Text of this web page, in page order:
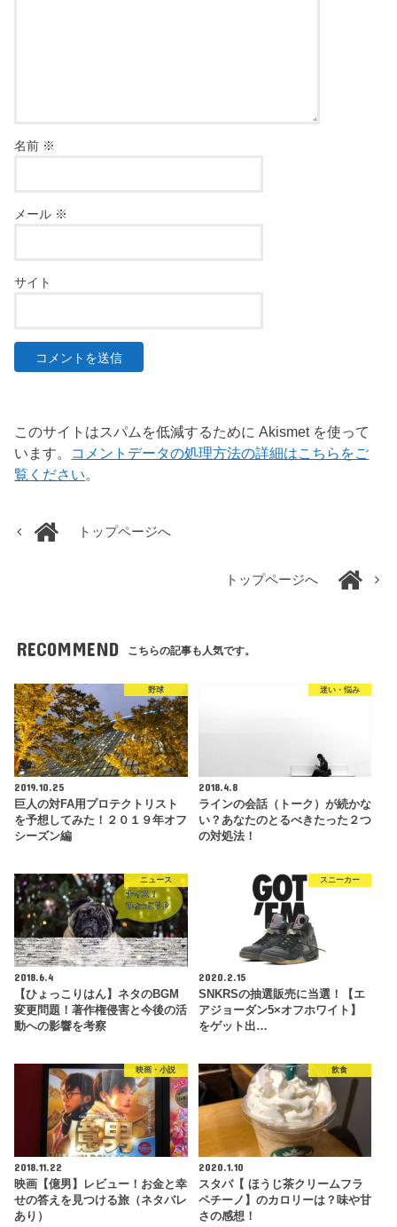
名前 ※
メール ※
サイト
このサイトはスパムを低減するために Akismet を使って
います。 コメントデータの処理方法の詳細はこちらをご
覧ください。
トップページへ
トップページへ
RECOMMEND こちらの記事も人気です。
野球
2019.10.25
巨人の対FA用プロテクトリスト
を予想してみた！２０１９年オフ
シーズン編
迷い・悩み
2018.4.8
ラインの会話（トーク）が続かな
い？あなたのとるべきたった２つ
の対処法！
ニュース
2018.6.4
【ひょっこりはん】ネタのBGM
変更問題！著作権侵害と今後の活
動への影響を考察
スニーカー
2020.2.15
SNKRSの抽選販売に当選！【エ
アジョーダン5×オフホワイト】
をゲット出…
映画・小説
2018.11.22
映画【億男】レビュー！お金と幸
せの答えを見つける旅（ネタバレ
あり）
飲食
2020.1.10
スタバ【 ほうじ茶クリームフラ
ペチーノ】のカロリーは？味や甘
さの感想！